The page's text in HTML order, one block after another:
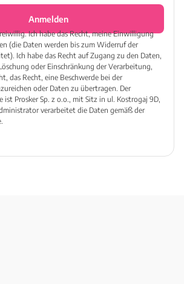
Anmelden
Ich habe das Recht, meine Einwilligung
(die Daten werden bis zum Widerruf der
Ich habe das Recht auf Zugang zu den Daten,
oder Einschränkung der Verarbeitung,
das Recht, eine Beschwerde bei der
oder Daten zu übertragen. Der
ist Prosker Sp. z o.o., mit Sitz in ul. Kostrogaj 9D,
verarbeitet die Daten gemäß der